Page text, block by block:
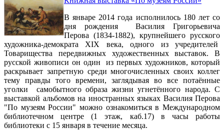
В январе 2014 года исполнилось 180 лет со
дня рождения Василия Григорьевича
Перова (1834-1882), крупнейшего русского
художника-демократа XIX века, одного из учредителей
Товарищества передвижных художественных выставок. В
русской живописи он один из первых художников, который
раскрывает запретную среди многочисленных своих коллег
тему правды того времени, заглядывая во все потаённые
уголки самобытного образа жизни угнетённого народа. С
выставкой альбомов на иностранных языках Василия Перова
"По музеям России" можно ознакомиться в Международном
библиотечном центре (1 этаж, каб.17) в часы работы
библиотеки с 15 января в течение месяца.